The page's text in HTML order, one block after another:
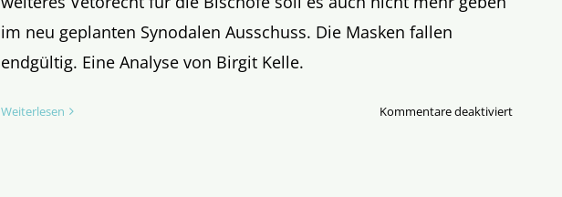
im neu geplanten Synodalen Ausschuss. Die Masken fallen
endgültig. Eine Analyse von Birgit Kelle.
Weiterlesen Kommentare deaktiviertfür